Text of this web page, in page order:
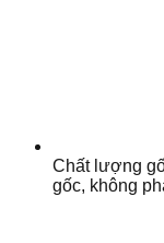
Chất lượng
gốc, không